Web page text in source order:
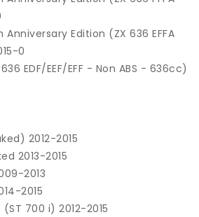
Anniversary Edition (ZX 636 EFFA
0
EDF/EEF/EFF - Non ABS - 636cc)
2012-2015
2013-2015
2013
2015
700 i) 2012-2015